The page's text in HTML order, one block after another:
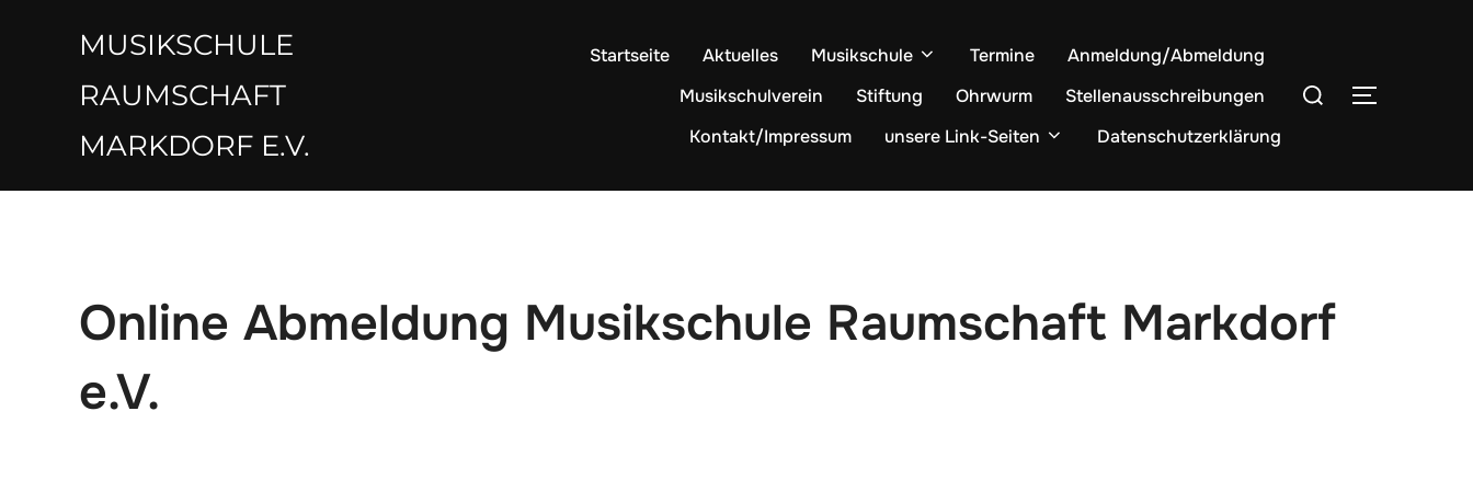
MUSIKSCHULE
RAUMSCHAFT
MARKDORF E.V.
Startseite Aktuelles Musikschule Termine
Anmeldung/Abmeldung
Musikschulverein
Stiftung Ohrwurm
Stellenausschreibungen
Kontakt/Impressum
unsere Link-Seiten Datenschutzerklärung
Suchen
Online Abmeldung Musikschule Raumschaft Markdorf
e.V.